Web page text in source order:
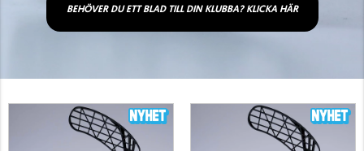
BEHÖVER DU ETT BLAD TILL DIN KLUBBA? KLICKA HÄR